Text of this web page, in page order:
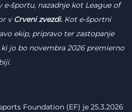
e-športu, nazadnje kot League of
vCrveni zvezdi. Kot e-športni
ekip, pripravo ter zastopanje
jo bo novembra 2026 premierno
Foundation (EF) je 25.3.2026